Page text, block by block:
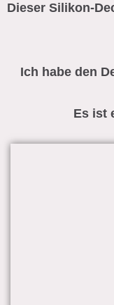
Dieser Silikon-
Ich habe den
Es ist